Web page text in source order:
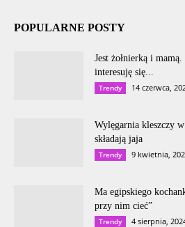
POPULARNE POSTY
Jest żołnierką i
interesuję się...
Trendy 14 czerwca,
Wylęgarnia kleszczy
składają jaja
Trendy 9 kwietnia,
Ma egipskiego
przy nim cieć”
Trendy 4 sierpnia,